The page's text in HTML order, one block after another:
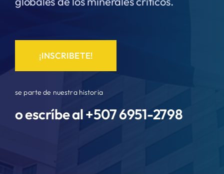
¡INSCRIBETE!
se parte de nuestra historia
o escríbe al +5076951-2798